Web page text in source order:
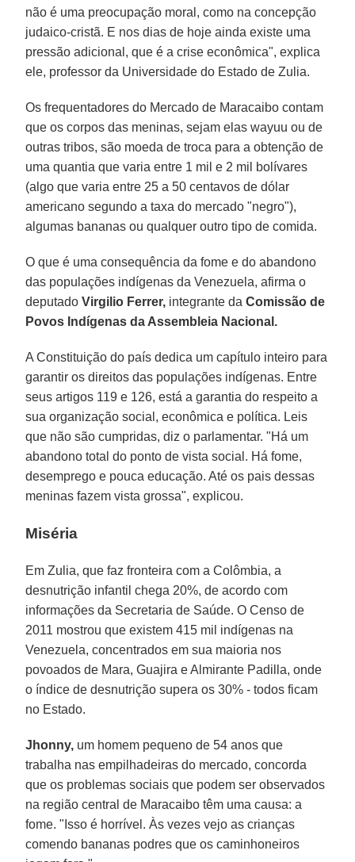
não é uma preocupação moral, como na concepção
judaico-cristã. E nos dias de hoje ainda existe uma
pressão adicional, que é a crise econômica", explica
ele, professor da Universidade do Estado de Zulia.
Os frequentadores do Mercado de Maracaibo contam
que os corpos das meninas, sejam elas wayuu ou de
outras tribos, são moeda de troca para a obtenção de
uma quantia que varia entre 1 mil e 2 mil bolívares
(algo que varia entre 25 a 50 centavos de dólar
americano segundo a taxa do mercado "negro"),
algumas bananas ou qualquer outro tipo de comida.
O que é uma consequência da fome e do abandono
das populações indígenas da Venezuela, afirma o
deputadoVirgilio Ferrer, integrante daComissão de
Povos Indígenas da Assembleia Nacional.
A Constituição do país dedica um capítulo inteiro para
garantir os direitos das populações indígenas. Entre
seus artigos 119 e 126, está a garantia do respeito a
sua organização social, econômica e política. Leis
que não são cumpridas, diz o parlamentar. "Há um
abandono total do ponto de vista social. Há fome,
desemprego e pouca educação. Até os pais dessas
meninas fazem vista grossa", explicou.
Miséria
Em Zulia, que faz fronteira com a Colômbia, a
desnutrição infantil chega 20%, de acordo com
informações da Secretaria de Saúde. O Censo de
2011 mostrou que existem 415 mil indígenas na
Venezuela, concentrados em sua maioria nos
povoados de Mara, Guajira e Almirante Padilla, onde
o índice de desnutrição supera os 30% - todos ficam
no Estado.
Jhonny, um homem pequeno de 54 anos que
trabalha nas empilhadeiras do mercado, concorda
que os problemas sociais que podem ser observados
na região central de Maracaibo têm uma causa: a
fome. "Isso é horrível. Às vezes vejo as crianças
comendo bananas podres que os caminhoneiros